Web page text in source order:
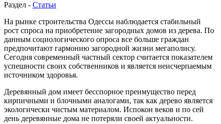
Раздел - Статьи
На рынке строительства Одессы наблюдается стабильный
рост спроса на приобретение загородных домов из дерева. По
данным социологического опроса все больше граждан
предпочитают гармонию загородной жизни мегаполису.
Сегодня современный частный сектор считается показателем
успешности своих собственников и является неисчерпаемым
источником здоровья.
Деревянный дом имеет бесспорное преимущество перед
кирпичными и блочными аналогами, так как дерево является
экологически чистым материалом. Испокон веков и по сей
день деревянные дома не потеряли своей актуальности.